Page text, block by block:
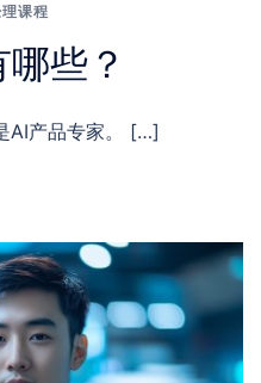
课程
些？
AI产品专家。 […]